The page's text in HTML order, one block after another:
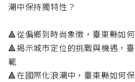
潮中保持獨特性？
🔺從偏鄉到時尚象徵，臺東縣如
🔺揭示城市定位的挑戰與機遇，
範
🔺在國際化浪潮中，臺東縣如何